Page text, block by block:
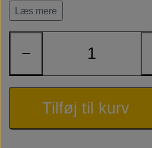
smager af citrus. Her får du den
nemmere at have med på farten,
emballage.12 x 330 ml.
Læs mere
−
Tilføj til kurv